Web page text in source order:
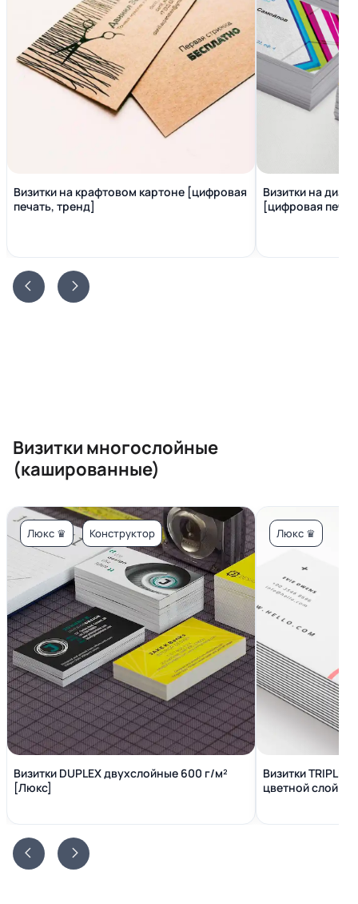
Визитки на крафтовом картоне [цифровая
печать, тренд]
Визитки на
[цифровая
Визитки многослойные
(кашированные)
Люкс ♛ Конструктор
Визитки DUPLEX двухслойные 600 г/м²
[Люкс]
Люкс ♛
Визитки
цветной слой